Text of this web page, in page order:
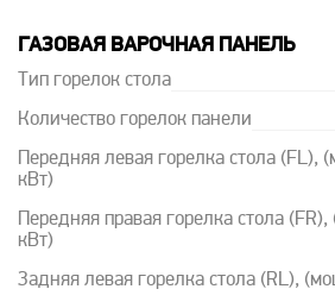
ГАЗОВАЯ ВАРОЧНАЯ ПАНЕЛЬ
Тип горелок стола
Количество горелок панели
Передняя левая горелка стола (FL),
кВт)
Передняя правая горелка стола
кВт)
Задняя левая горелка стола (RL),